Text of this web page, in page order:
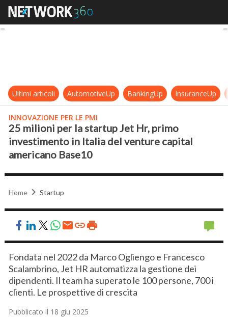
25 milioni per la startup Jet Hr,
Ultimi articoli AutomotiveUp BankingUp InsuranceUp
INNOVAZIONE PER LE PMI
25 milioni per la startup Jet Hr, primo
investimento in Italia del venture capital
americano Base10
Home Startup
Fondata nel 2022 da Marco Ogliengo e Francesco
Scalambrino, Jet HR automatizza la gestione dei
dipendenti. Il team ha superato le 100 persone, 700 i
clienti. Le prospettive di crescita
Pubblicato il 18 giu 2025